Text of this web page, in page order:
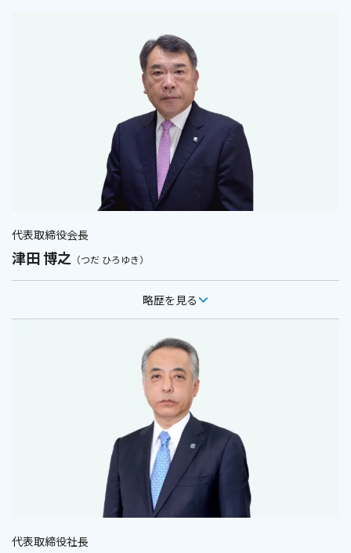
代表取締役会長
津田 博之 （つだ ひろゆき）
略歴を見る
代表取締役社長